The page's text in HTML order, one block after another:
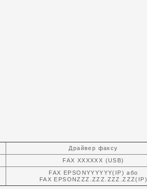
Драйвер факсу
FAX XXXXXX (USB)
FAX EPSONYYYYYY(IP) або
FAX EPSONZZZ.ZZZ.ZZZ.ZZZ(IP)